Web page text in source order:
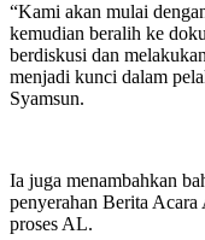
“Kami akan mulai
kemudian beralih ke
berdiskusi dan
menjadi kunci dalam
Syamsun.
Ia juga menambahkan
penyerahan Berita Acara
proses AL.